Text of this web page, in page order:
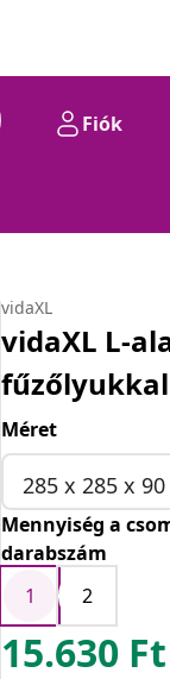
Fiók
vidaXL
vidaXL L-
fűzőlyukkal
Méret
285 x 285 x
Mennyiség a
darabszám
1
2
15.630 Ft